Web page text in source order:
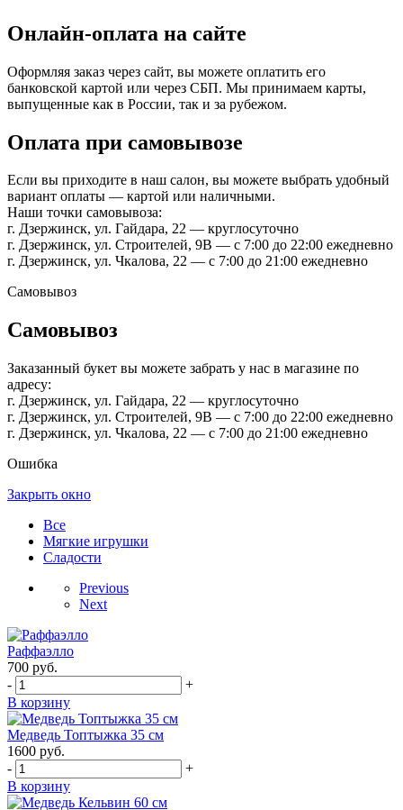
Онлайн-оплата на сайте
Оформляя заказ через сайт, вы можете оплатить его
банковской картой или через СБП. Мы принимаем карты,
выпущенные как в России, так и за рубежом.
Оплата при самовывозе
Если вы приходите в наш салон, вы можете выбрать удобный
вариант оплаты — картой или наличными.
Наши точки самовывоза:
г. Дзержинск, ул. Гайдара, 22 — круглосуточно
г. Дзержинск, ул. Строителей, 9В — с 7:00 до 22:00 ежедневно
г. Дзержинск, ул. Чкалова, 22 — с 7:00 до 21:00 ежедневно
Самовывоз
Самовывоз
Заказанный букет вы можете забрать у нас в магазине по
адресу:
г. Дзержинск, ул. Гайдара, 22 — круглосуточно
г. Дзержинск, ул. Строителей, 9В — с 7:00 до 22:00 ежедневно
г. Дзержинск, ул. Чкалова, 22 — с 7:00 до 21:00 ежедневно
Ошибка
Закрыть окно
Все
Мягкие игрушки
Сладости
Previous
Next
Раффаэлло
700 руб.
-
+
В корзину
Медведь Топтыжка 35 см
1600 руб.
-
+
В корзину